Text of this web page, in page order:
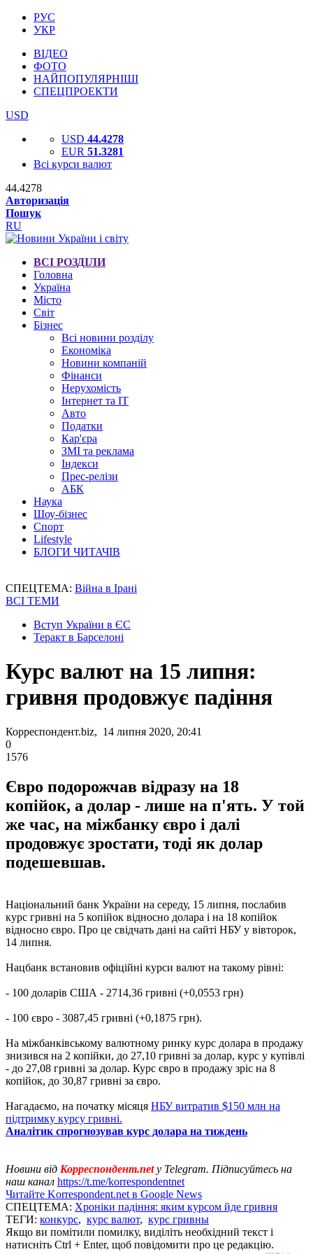
РУС
УКР
ВІДЕО
ФОТО
НАЙПОПУЛЯРНІШІ
СПЕЦПРОЕКТИ
USD
USD 44.4278
EUR 51.3281
Всі курси валют
44.4278
Авторизація
Пошук
RU
ВСІ РОЗДІЛИ
Головна
Україна
Місто
Світ
Бізнес
Всі новини розділу
Економіка
Новини компаній
Фінанси
Нерухомість
Інтернет та IT
Авто
Податки
Кар'єра
ЗМІ та реклама
Індекси
Прес-релізи
АБК
Наука
Шоу-бізнес
Спорт
Lifestyle
БЛОГИ ЧИТАЧІВ
СПЕЦТЕМА: Війна в Ірані
ВСІ ТЕМИ
Вступ України в ЄС
Теракт в Барселоні
Курс валют на 15 липня:
гривня продовжує падіння
Корреспондент.biz, 14 липня 2020, 20:41
0
1576
Євро подорожчав відразу на 18
копійок, а долар - лише на п'ять. У той
же час, на міжбанку євро і далі
продовжує зростати, тоді як долар
подешевшав.
Національний банк України на середу, 15 липня, послабив
курс гривні на 5 копійок відносно долара і на 18 копійок
відносно євро. Про це свідчать дані на сайті НБУ у вівторок,
14 липня.
Нацбанк встановив офіційні курси валют на такому рівні:
- 100 доларів США - 2714,36 гривні (+0,0553 грн)
- 100 євро - 3087,45 гривні (+0,1875 грн).
На міжбанківському валютному ринку курс долара в продажу
знизився на 2 копійки, до 27,10 гривні за долар, курс у купівлі
- до 27,08 гривні за долар. Курс євро в продажу зріс на 8
копійок, до 30,87 гривні за євро.
Нагадаємо, на початку місяця НБУ витратив $150 млн на
підтримку курсу гривні.
Аналітик спрогнозував курс долара на тиждень
Новини від Корреспондент.net у Telegram. Підписуйтесь на
наш канал https://t.me/korrespondentnet
Читайте Korrespondent.net в Google News
СПЕЦТЕМА: Хроніки падіння: яким курсом йде гривня
ТЕГИ: конкурс, курс валют, курс гривны
Якщо ви помітили помилку, виділіть необхідний текст і
натисніть Ctrl + Enter, щоб повідомити про це редакцію.